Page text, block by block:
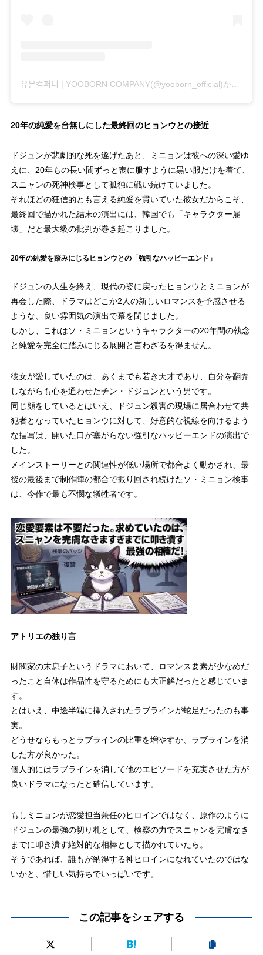
유본컴퍼니 | YOOBORN COMPANY(@yooborn_official)がシェアした投稿
20年の純愛を台無しにした最終回のヒョンウとの接近
ドジュンが悲劇的な死を遂げたあと、ミニョンは彼への深い愛ゆ
えに、20年もの長い間ずっと喪に服すように黒い服だけを着て、
スニャンの死神検事として孤独に戦い続けていました。
それほどの狂信的とも言える純愛を貫いていた彼女だからこそ、
最終回で描かれた結末の演出には、韓国でも「キャラクター崩
壊」だと最大級の批判が巻き起こりました。
20年の純愛を踏みにじるヒョンウとの「強引なハッピーエンド」
ドジュンの人生を終え、現代の姿に戻ったヒョンウとミニョンが
再会した際、ドラマはどこか2人の新しいロマンスを予感させる
ような、良い雰囲気の演出で幕を閉じました。
しかし、これはソ・ミニョンというキャラクターの20年間の執念
と純愛を完全に踏みにじる展開と言わざるを得ません。
彼女が愛していたのは、あくまでも若き天才であり、自分を翻弄
しながらも心を通わせたチン・ドジュンという男です。
同じ顔をしているとはいえ、ドジュン殺害の現場に居合わせて共
犯者となっていたヒョンウに対して、好意的な視線を向けるよう
な描写は、開いた口が塞がらない強引なハッピーエンドの演出で
した。
メインストーリーとの関連性が低い場所で都合よく動かされ、最
後の最後まで制作陣の都合で振り回され続けたソ・ミニョン検事
は、今作で最も不憫な犠牲者です。
アトリエの独り言
財閥家の末息子というドラマにおいて、ロマンス要素が少なめだ
ったこと自体は作品性を守るためにも大正解だったと感じていま
す。
とはいえ、中途半端に挿入されたラブラインが蛇足だったのも事
実。
どうせならもっとラブラインの比重を増やすか、ラブラインを消
した方が良かった。
個人的にはラブラインを消して他のエピソードを充実させた方が
良いドラマになったと確信しています。
もしミニョンが恋愛担当兼任のヒロインではなく、原作のように
ドジュンの最強の切り札として、検察の力でスニャンを完膚なき
までに叩き潰す絶対的な相棒として描かれていたら。
そうであれば、誰もが納得する神ヒロインになれていたのではな
いかと、惜しい気持ちでいっぱいです。
この記事をシェアする